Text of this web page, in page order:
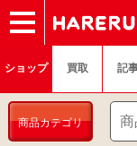
ショップ
買取
記事
デッキ検索
デッキ構築
選手一覧
店舗一覧
イベント
ヘルプ
お問い合わせ
ショップ 買取 記
商品カテゴリ